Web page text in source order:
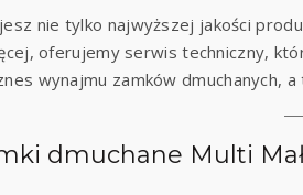
nie tylko najwyższej jakości
oferujemy serwis techniczny,
wynajmu zamków
dmuchane Multi